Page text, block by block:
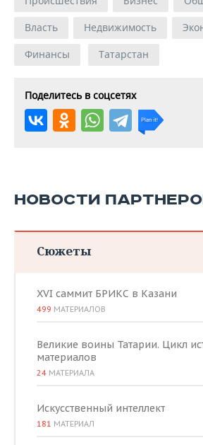
Власть
Недвижимость
Финансы
Татарстан
Поделитесь в соцсетях
НОВОСТИ
Сюжеты
XVI саммит БРИКС в Казани
499 МАТЕРИАЛОВ
Великие воины Татарии. Цикл
материалов
24 МАТЕРИАЛА
Искусственный интеллект
181 МАТЕРИАЛ